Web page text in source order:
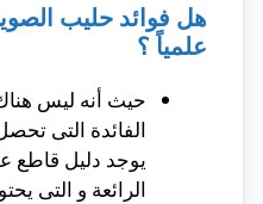
هل فوائد حليب
علمياً ؟
حيث أنه ليس
الفائدة التى
يوجد دليل قاطع
الرائعة و التى